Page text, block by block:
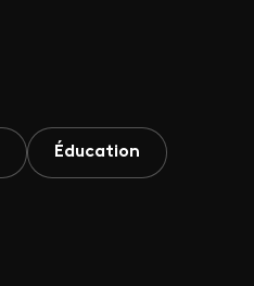
Éducation